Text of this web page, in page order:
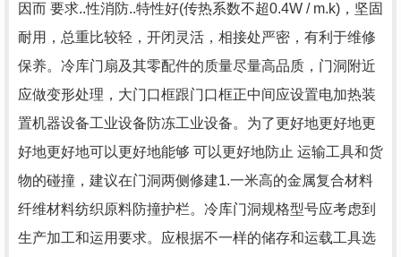
因而 要求..性消防..特性好(传热系数不超0.4W / m.k)，坚固
耐用，总重比较轻，开闭灵活，相接处严密，有利于维修
保养。冷库门扇及其零配件的质量尽量高品质，门洞附近
应做变形处理，大门口框跟门口框正中间应设置电加热装
置机器设备工业设备防冻工业设备。为了更好地更好地更
好地更好地可以更好地能够 可以更好地防止 运输工具和货
物的碰撞，建议在门洞两侧修建1.一米高的金属复合材料
纤维材料纺织原料防撞护栏。冷库门洞规格型号应考虑到
生产加工和运用要求。应根据不一样的储存和运载工具选